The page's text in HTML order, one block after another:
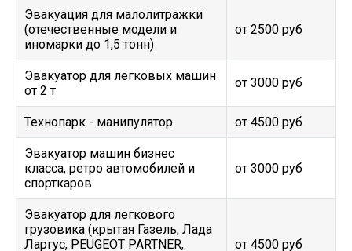
Эвакуация для малолитражки
(отечественные модели и
иномарки до 1,5 тонн)
от 2500 руб
Эвакуатор для легковых машин
от 2 т
от 3000 руб
Технопарк - манипулятор от 4500 руб
Эвакуатор машин бизнес
класса, ретро автомобилей и
спорткаров
от 3000 руб
Эвакуатор для легкового
грузовика (крытая Газель, Лада
Ларгус, PEUGEOT PARTNER,
от 4500 руб